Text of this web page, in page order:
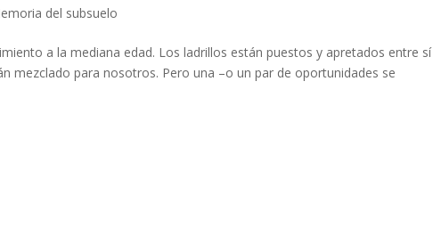
del subsuelo
a la mediana edad. Los ladrillos están puestos y apretados entre sí
mezclado para nosotros. Pero una –o un par de oportunidades se